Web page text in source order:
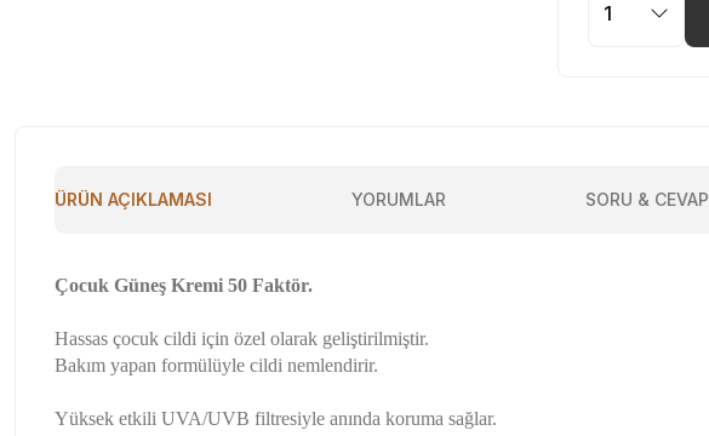
ÜRÜN AÇIKLAMASI YORUMLAR SORU & CEVAP
Çocuk Güneş Kremi 50 Faktör.
Hassas çocuk cildi için özel olarak geliştirilmiştir.
Bakım yapan formülüyle cildi nemlendirir.
Yüksek etkili UVA/UVB filtresiyle anında koruma sağlar.